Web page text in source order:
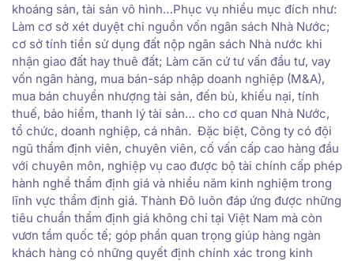
khoáng sản, tài sản vô hình…Phục vụ nhiều mục đích như:
Làm cơ sở xét duyệt chi nguồn vốn ngân sách Nhà Nước;
cơ sở tính tiền sử dụng đất nộp ngân sách Nhà nước khi
nhận giao đất hay thuê đất; Làm căn cứ tư vấn đầu tư, vay
vốn ngân hàng, mua bán-sáp nhập doanh nghiệp (M&A),
mua bán chuyển nhượng tài sản, đến bù, khiếu nại, tính
thuế, bảo hiểm, thanh lý tài sản… cho cơ quan Nhà Nước,
tổ chức, doanh nghiệp, cá nhân. Đặc biệt, Công ty có đội
ngũ thẩm định viên, chuyên viên, cố vấn cấp cao hàng đầu
với chuyên môn, nghiệp vụ cao được bộ tài chính cấp phép
hành nghề thẩm định giá và nhiều năm kinh nghiệm trong
lĩnh vực thẩm định giá. Thành Đô luôn đáp ứng được những
tiêu chuẩn thẩm định giá không chỉ tại Việt Nam mà còn
vươn tầm quốc tế; góp phần quan trọng giúp hàng ngàn
khách hàng có những quyết định chính xác trong kinh